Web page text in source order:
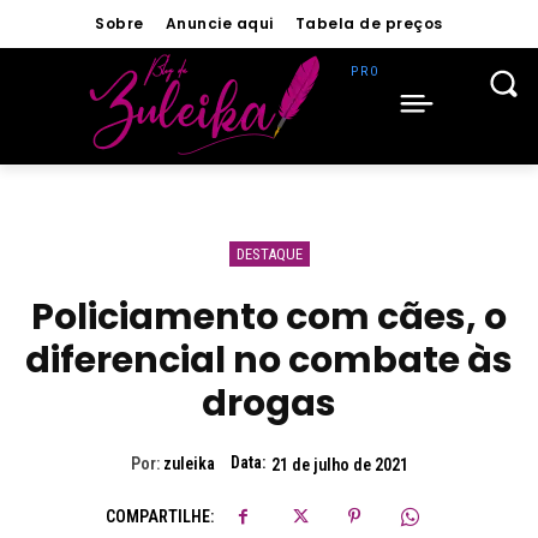
Sobre Anuncie aqui Tabela de preços
DESTAQUE
Policiamento com cães, o
diferencial no combate às
drogas
Por: zuleika Data: 21 de julho de 2021
COMPARTILHE: